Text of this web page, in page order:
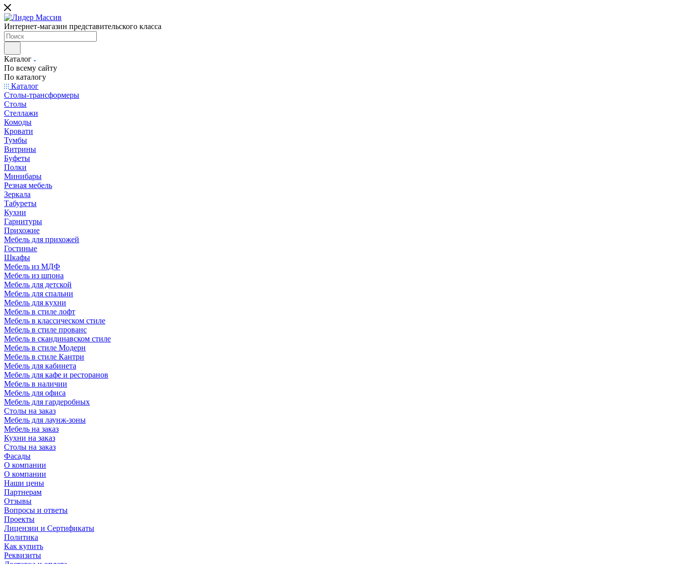
Интернет-магазин представительского класса
Каталог
По всему сайту
По каталогу
Каталог
Столы-трансформеры
Столы
Стеллажи
Комоды
Кровати
Тумбы
Витрины
Буфеты
Полки
Минибары
Резная мебель
Зеркала
Табуреты
Кухни
Гарнитуры
Прихожие
Мебель для прихожей
Гостиные
Шкафы
Мебель из МДФ
Мебель из шпона
Мебель для детской
Мебель для спальни
Мебель для кухни
Мебель в стиле лофт
Мебель в классическом стиле
Мебель в стиле прованс
Мебель в скандинавском стиле
Мебель в стиле Модерн
Мебель в стиле Кантри
Мебель для кабинета
Мебель для кафе и ресторанов
Мебель в наличии
Мебель для офиса
Мебель для гардеробных
Столы на заказ
Мебель для лаунж-зоны
Мебель на заказ
Кухни на заказ
Столы на заказ
Фасады
О компании
О компании
Наши цены
Партнерам
Отзывы
Вопросы и ответы
Проекты
Лицензии и Сертификаты
Политика
Как купить
Реквизиты